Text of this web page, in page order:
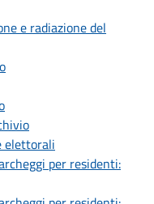
e radiazione del
elettorali
per residenti: